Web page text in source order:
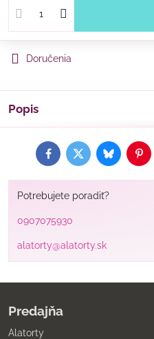
Doručenia
Popis
FacebookTwitterBluesky
Potrebujete poradiť?
0907075930
alatorty@alatorty.sk
Predajňa
Alatorty